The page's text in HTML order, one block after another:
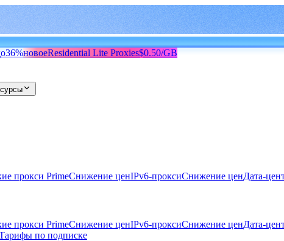
36%новоеResidential Lite Proxies$0.50/GB
прокси PrimeСнижение ценIPv6-проксиСнижение ценДата-
прокси PrimeСнижение ценIPv6-проксиСнижение ценДата-
по подписке